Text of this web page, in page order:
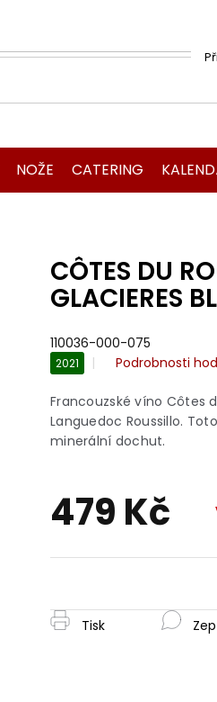
NOŽE CATERING
CÔTES DU
GLACIERES
110036-000-075
2021
Průměrné
produktu
0,0
z
Podrobnosti
Francouzské víno Côtes
Languedoc Roussillo.
minerální dochut.
479 Kč
Tisk